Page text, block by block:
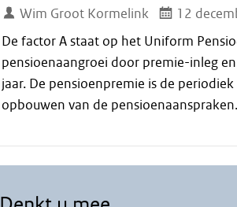
Wim Groot Kormelink
12
De factor A staat op het Uniform
pensioenaangroei door premie-inleg
jaar. De pensioenpremie is de
opbouwen van de pensioenaanspraken.